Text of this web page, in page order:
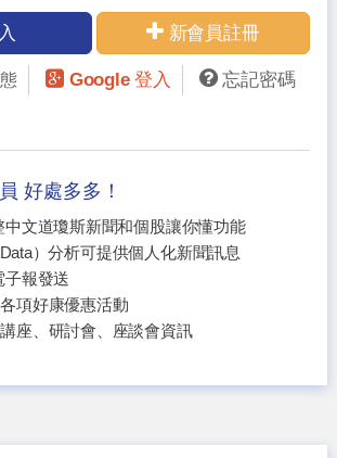
新會員註冊
Google 登入 忘記密碼
好處多多！
中文道瓊斯新聞和個股讓你懂功能
）分析可提供個人化新聞訊息
子報發送
項好康優惠活動
座、研討會、座談會資訊